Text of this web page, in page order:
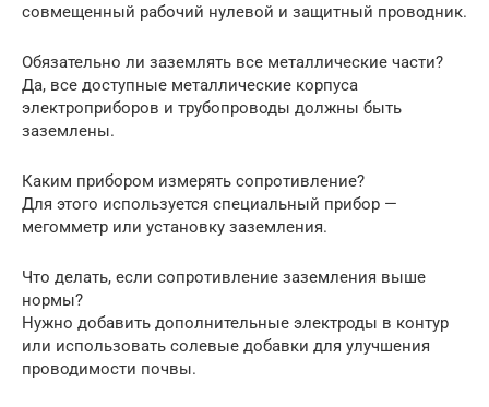
совмещенный рабочий нулевой и защитный проводник.
Обязательно ли заземлять все металлические части?
Да, все доступные металлические корпуса
электроприборов и трубопроводы должны быть
заземлены.
Каким прибором измерять сопротивление?
Для этого используется специальный прибор —
мегомметр или установку заземления.
Что делать, если сопротивление заземления выше
нормы?
Нужно добавить дополнительные электроды в контур
или использовать солевые добавки для улучшения
проводимости почвы.